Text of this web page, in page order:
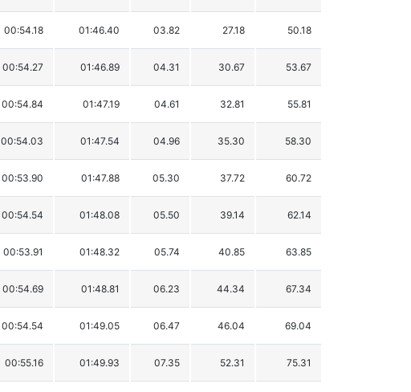
00:54.18 01:46.40 03.82 27.18 50.18
00:54.27 01:46.89 04.31 30.67 53.67
00:54.84 01:47.19 04.61 32.81 55.81
00:54.03 01:47.54 04.96 35.30 58.30
00:53.90 01:47.88 05.30 37.72 60.72
00:54.54 01:48.08 05.50 39.14 62.14
00:53.91 01:48.32 05.74 40.85 63.85
00:54.69 01:48.81 06.23 44.34 67.34
00:54.54 01:49.05 06.47 46.04 69.04
00:55.16 01:49.93 07.35 52.31 75.31